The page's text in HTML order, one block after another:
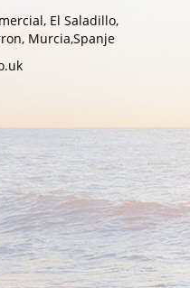
El Saladillo,
Murcia,Spanje